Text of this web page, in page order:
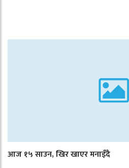
आज १५ साउन, खिर खाएर मनाइँदै